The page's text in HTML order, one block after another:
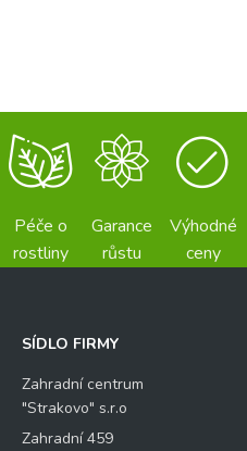
Péče o
rostliny
Garance
růstu
Výhodné
ceny
SÍDLO FIRMY
Zahradní centrum
"Strakovo" s.r.o
Zahradní 459